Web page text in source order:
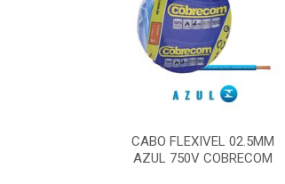
CABO FLEXIVEL 02.5MM
AZUL 750V COBRECOM